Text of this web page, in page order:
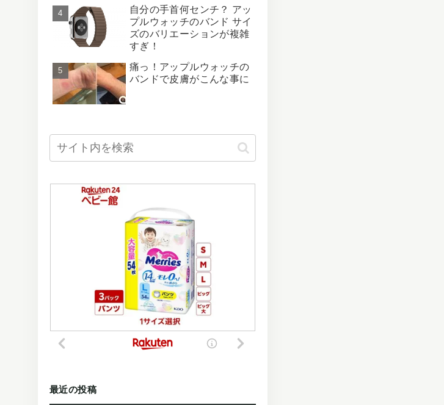
自分の手首何センチ？ アッ
プルウォッチのバンド サイ
ズのバリエーションが複雑
すぎ！
痛っ！アップルウォッチの
バンドで皮膚がこんな事に
最近の投稿